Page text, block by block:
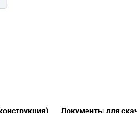
Документы для